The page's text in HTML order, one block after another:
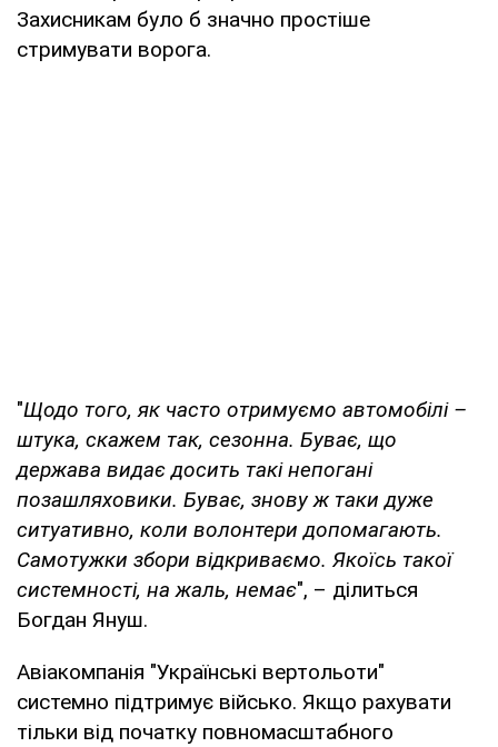
Захисникам було б значно простіше
стримувати ворога.
"Щодо того, як часто отримуємо автомобілі –
штука, скажем так, сезонна. Буває, що
держава видає досить такі непогані
позашляховики. Буває, знову ж таки дуже
ситуативно, коли волонтери допомагають.
Самотужки збори відкриваємо. Якоїсь такої
системності, на жаль, немає", – ділиться
Богдан Януш.
Авіакомпанія "Українські вертольоти"
системно підтримує військо. Якщо рахувати
тільки від початку повномасштабного